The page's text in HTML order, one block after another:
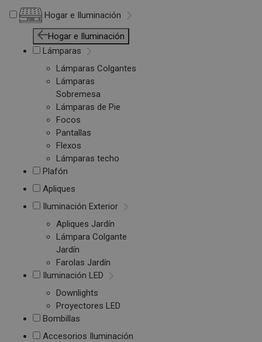
Hogar e Iluminación
Hogar e Iluminación
Lámparas
Lámparas Colgantes
Lámparas
Sobremesa
Lámparas de Pie
Focos
Pantallas
Flexos
Lámparas techo
Plafón
Apliques
Iluminación Exterior
Apliques Jardín
Lámpara Colgante
Jardín
Farolas Jardín
Iluminación LED
Downlights
Proyectores LED
Bombillas
Accesorios Iluminación